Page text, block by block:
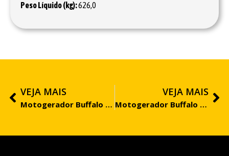
Peso Líquido (kg):626,0
VEJA MAIS
Motogerador Buffalo BFDE 15.000 Trifásico 380V Silencioso PRO
VEJA MAIS
Motogerador Buffalo BFDE 15.000 Trifásico 220V PRO